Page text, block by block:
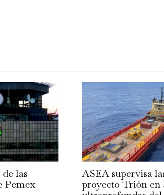
las
Pemex
ASEA supervisa
proyecto Trión en